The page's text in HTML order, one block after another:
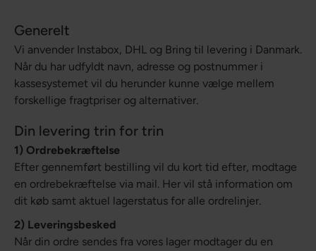
Generelt
Vi anvender Instabox, DHL og Bring til levering i Danmark.
Når du har udfyldt navn, adresse og postnummer i
kassesystemet vil du herunder kunne vælge mellem
forskellige fragtpriser og alternativer.
Din levering trin for trin
1) Ordrebekræftelse
Efter gennemført bestilling vil du kort tid efter, modtage
en ordrebekræftelse via mail. Her vil stå information om
dit køb samt aktuel lagerstatus for alle ordrelinjer.
2) Leveringsbesked
Når din ordre sendes fra vores lager modtager du en